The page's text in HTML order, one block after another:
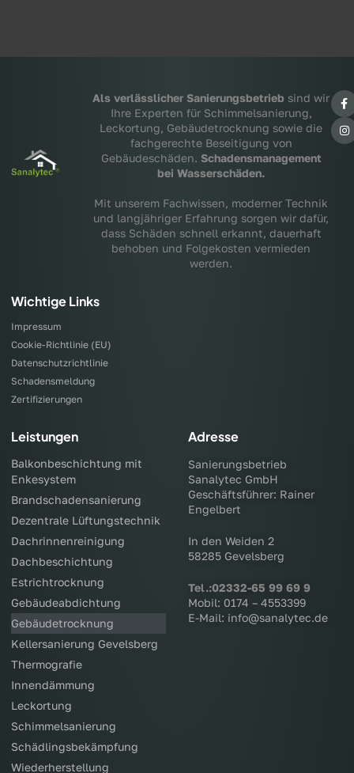
Als verlässlicher Sanierungsbetrieb sind wir
Ihre Experten für Schimmelsanierung,
Leckortung, Gebäudetrocknung sowie die
fachgerechte Beseitigung von
Gebäudeschäden. Schadensmanagement
bei Wasserschäden.
Mit unserem Fachwissen, moderner Technik
und langjähriger Erfahrung sorgen wir dafür,
dass Schäden schnell erkannt, dauerhaft
behoben und Folgekosten vermieden
werden.
Wichtige Links
Impressum
Cookie-Richtlinie (EU)
Datenschutzrichtlinie
Schadensmeldung
Zertifizierungen
Leistungen
Balkonbeschichtung mit
Enkesystem
Brandschadensanierung
Dezentrale Lüftungstechnik
Dachrinnenreinigung
Dachbeschichtung
Estrichtrocknung
Gebäudeabdichtung
Gebäudetrocknung
Kellersanierung Gevelsberg
Thermografie
Innendämmung
Leckortung
Schimmelsanierung
Schädlingsbekämpfung
Wiederherstellung
Adresse
Sanierungsbetrieb
Sanalytec GmbH
Geschäftsführer: Rainer
Engelbert
In den Weiden 2
58285 Gevelsberg
Tel.:02332-65 99 69 9
Mobil: 0174 – 4553399
E-Mail: info@sanalytec.de